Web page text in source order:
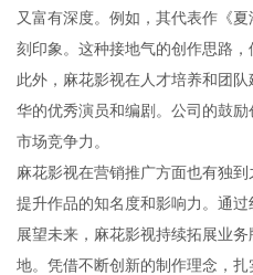
又富有深度。例如，其代表作《
刻印象。这种接地气的创作思路
此外，麻花影视在人才培养和团
华的优秀演员和编剧。公司的鼓
市场竞争力。
麻花影视在营销推广方面也有独
提升作品的知名度和影响力。通
展望未来，麻花影视持续拓展业
地。凭借不断创新的制作理念，